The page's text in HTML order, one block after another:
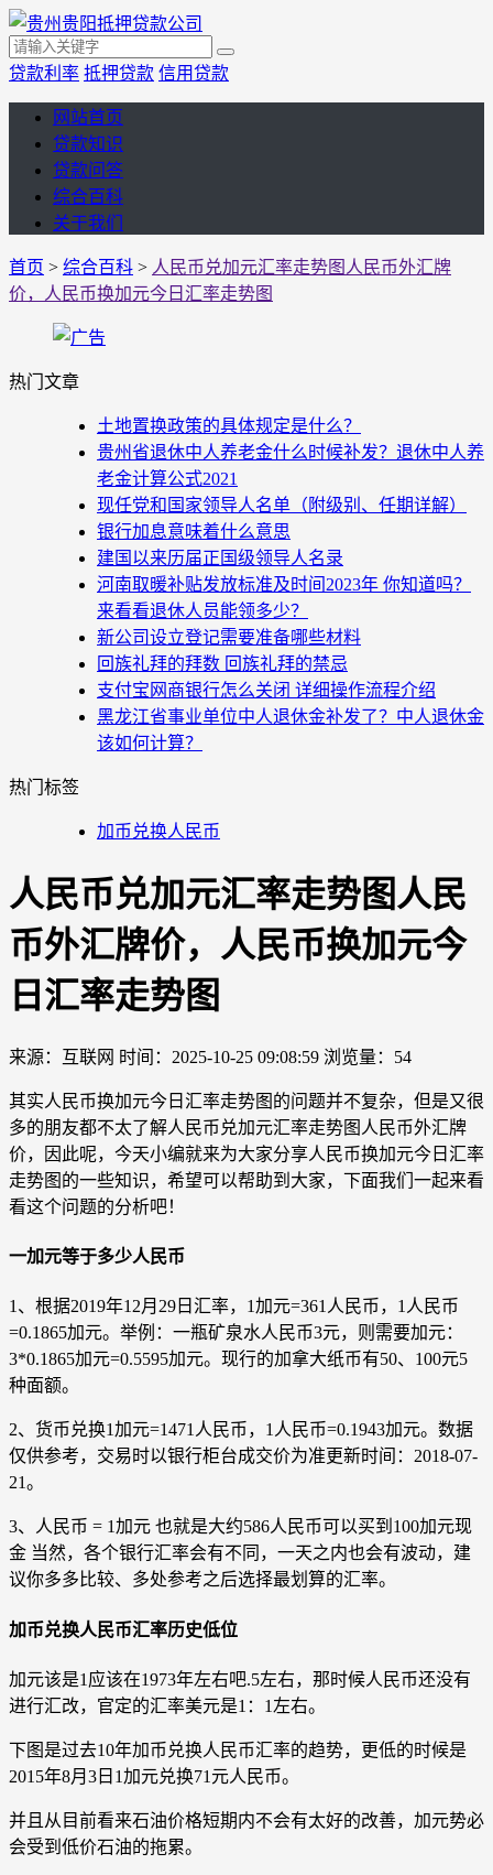
贷款利率 抵押贷款 信用贷款
网站首页
贷款知识
贷款问答
综合百科
关于我们
首页 > 综合百科 > 人民币兑加元汇率走势图人民币外汇牌
价，人民币换加元今日汇率走势图
热门文章
土地置换政策的具体规定是什么？
贵州省退休中人养老金什么时候补发？退休中人养
老金计算公式2021
现任党和国家领导人名单（附级别、任期详解）
银行加息意味着什么意思
建国以来历届正国级领导人名录
河南取暖补贴发放标准及时间2023年 你知道吗？
来看看退休人员能领多少？
新公司设立登记需要准备哪些材料
回族礼拜的拜数 回族礼拜的禁忌
支付宝网商银行怎么关闭 详细操作流程介绍
黑龙江省事业单位中人退休金补发了？中人退休金
该如何计算？
热门标签
加币兑换人民币
人民币兑加元汇率走势图人民
币外汇牌价，人民币换加元今
日汇率走势图
来源：互联网 时间：2025-10-25 09:08:59 浏览量：54
其实人民币换加元今日汇率走势图的问题并不复杂，但是又很
多的朋友都不太了解人民币兑加元汇率走势图人民币外汇牌
价，因此呢，今天小编就来为大家分享人民币换加元今日汇率
走势图的一些知识，希望可以帮助到大家，下面我们一起来看
看这个问题的分析吧！
一加元等于多少人民币
1、根据2019年12月29日汇率，1加元=361人民币，1人民币
=0.1865加元。举例：一瓶矿泉水人民币3元，则需要加元：
3*0.1865加元=0.5595加元。现行的加拿大纸币有50、100元5
种面额。
2、货币兑换1加元=1471人民币，1人民币=0.1943加元。数据
仅供参考，交易时以银行柜台成交价为准更新时间：2018-07-
21。
3、人民币 = 1加元 也就是大约586人民币可以买到100加元现
金 当然，各个银行汇率会有不同，一天之内也会有波动，建
议你多多比较、多处参考之后选择最划算的汇率。
加币兑换人民币汇率历史低位
加元该是1应该在1973年左右吧.5左右，那时候人民币还没有
进行汇改，官定的汇率美元是1：1左右。
下图是过去10年加币兑换人民币汇率的趋势，更低的时候是
2015年8月3日1加元兑换71元人民币。
并且从目前看来石油价格短期内不会有太好的改善，加元势必
会受到低价石油的拖累。